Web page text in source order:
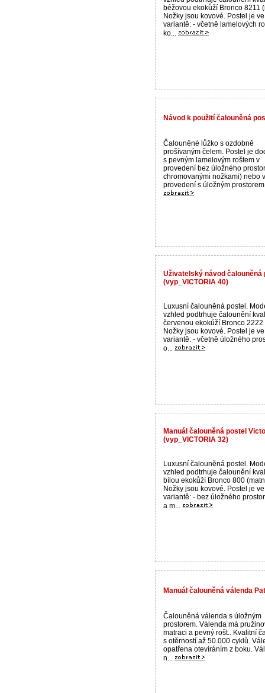
béžovou ekokůží Bronco 8211
Nožky jsou kovové. Postel je ve
variantě: - včetně lamelových
ko...
Návod k použití čalouněná
Čalouněné lůžko s ozdobně
prošívaným čelem. Postel je
s pevným lamelovým roštem v
provedení bez úložného
chromovanými nožkami) nebo v
provedení s úložným
Uživatelský návod
(vyp_VICTORIA 40)
Luxusní čalouněná postel.
vzhled podtrhuje čalounění
červenou ekokůží Bronco 2222
Nožky jsou kovové. Postel je ve
variantě: - včetně úložného
o...
Manuál čalouněná postel
(vyp_VICTORIA 32)
Luxusní čalouněná postel.
vzhled podtrhuje čalounění
bílou ekokůží Bronco 800
Nožky jsou kovové. Postel je ve
variantě: - bez úložného
a m...
Manuál čalouněná válenda
Čalouněná válenda s úložným
prostorem. Válenda má
matraci a pevný rošt.. Kvalitní
s otěrností až 50.000 cyklů.
opatřena otevíráním z boku.
n...